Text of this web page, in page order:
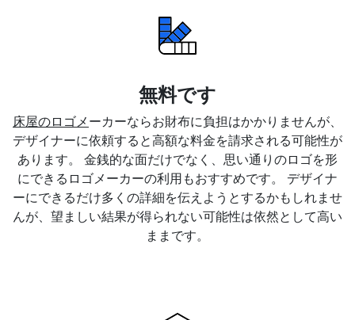
無料です
床屋のロゴメ ーカーならお財布に負担はかかりませんが、
デザイナーに依頼すると高額な料金を請求される可能性が
あります。 金銭的な面だけでなく、思い通りのロゴを形
にできるロゴメーカーの利用もおすすめです。 デザイナ
ーにできるだけ多くの詳細を伝えようとするかもしれませ
んが、望ましい結果が得られない可能性は依然として高い
ままです。